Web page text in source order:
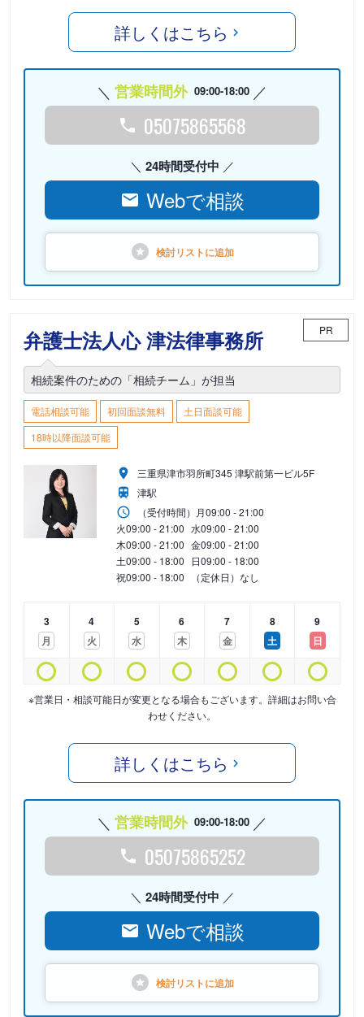
詳しくはこちら
営業時間外 09:00-18:00
05075865568
24時間受付中
Webで相談
検討リストに追加
弁護士法人心 津法律事務所 PR
相続案件のための「相続チーム」が担当
電話相談可能 初回面談無料
土日面談可能
18時以降面談可能
三重県津市羽所町345 津駅前第一ビル5F
津駅
（受付時間） 月09:00 - 21:00
火09:00 - 21:00 水09:00 - 21:00
木09:00 - 21:00 金09:00 - 21:00
土09:00 - 18:00 日09:00 - 18:00
祝09:00 - 18:00 （定休日）なし
3
月
4
火
5
水
6
木
7
金
8
土
9
日
※営業日・相談可能日が変更となる場合もございます。詳細はお問い合
わせください。
詳しくはこちら
営業時間外 09:00-18:00
05075865252
24時間受付中
Webで相談
検討リストに追加